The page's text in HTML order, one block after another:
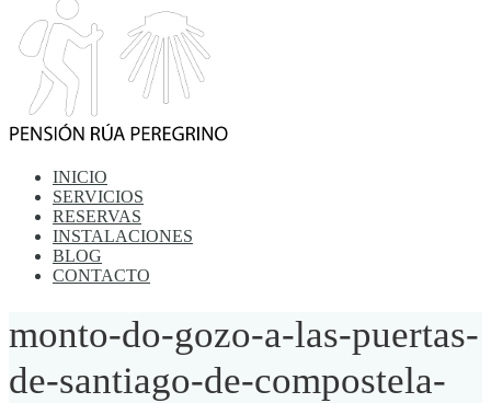
INICIO
SERVICIOS
RESERVAS
INSTALACIONES
BLOG
CONTACTO
monto-do-gozo-a-las-puertas-
de-santiago-de-compostela-